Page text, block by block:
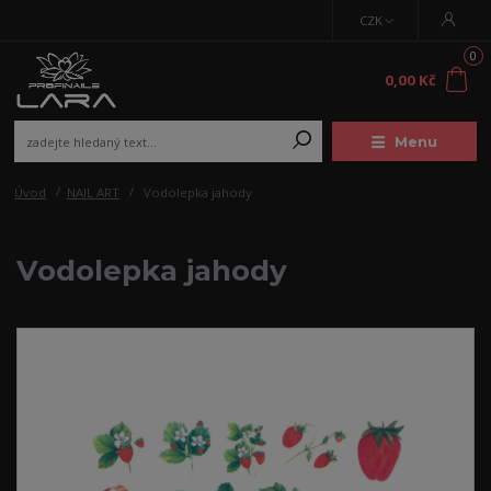
Menu
CZK
0
0,00 Kč
Úvod NAIL ART Vodolepka jahody
Vodolepka jahody